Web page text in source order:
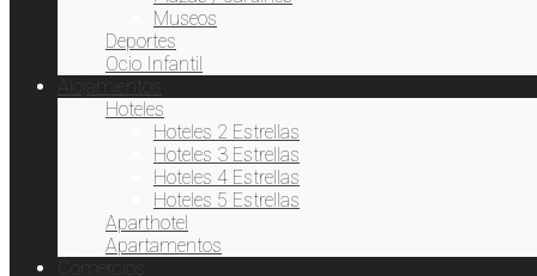
Museos
Deportes
Ocio Infantil
Alojamientos
Hoteles
Hoteles 2 Estrellas
Hoteles 3 Estrellas
Hoteles 4 Estrellas
Hoteles 5 Estrellas
Aparthotel
Apartamentos
Comercios